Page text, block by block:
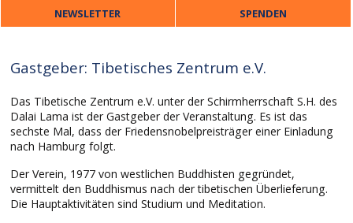
NEWSLETTER SPENDEN
Gastgeber: Tibetisches Zentrum e.V.
Das Tibetische Zentrum e.V. unter der Schirmherrschaft S.H. des
Dalai Lama ist der Gastgeber der Veranstaltung. Es ist das
sechste Mal, dass der Friedensnobelpreisträger einer Einladung
nach Hamburg folgt.
Der Verein, 1977 von westlichen Buddhisten gegründet,
vermittelt den Buddhismus nach der tibetischen Überlieferung.
Die Hauptaktivitäten sind Studium und Meditation.